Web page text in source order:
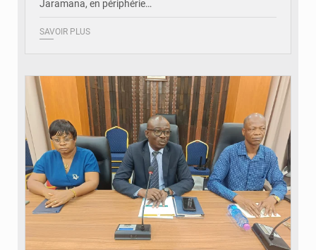
Jaramana, en périphérie…
SAVOIR PLUS